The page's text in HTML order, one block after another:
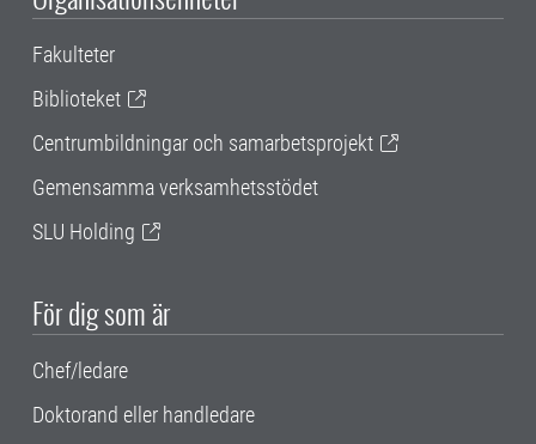
Fakulteter
Biblioteket
Centrumbildningar och samarbetsprojekt
Gemensamma verksamhetsstödet
SLU Holding
För dig som är
Chef/ledare
Doktorand eller handledare